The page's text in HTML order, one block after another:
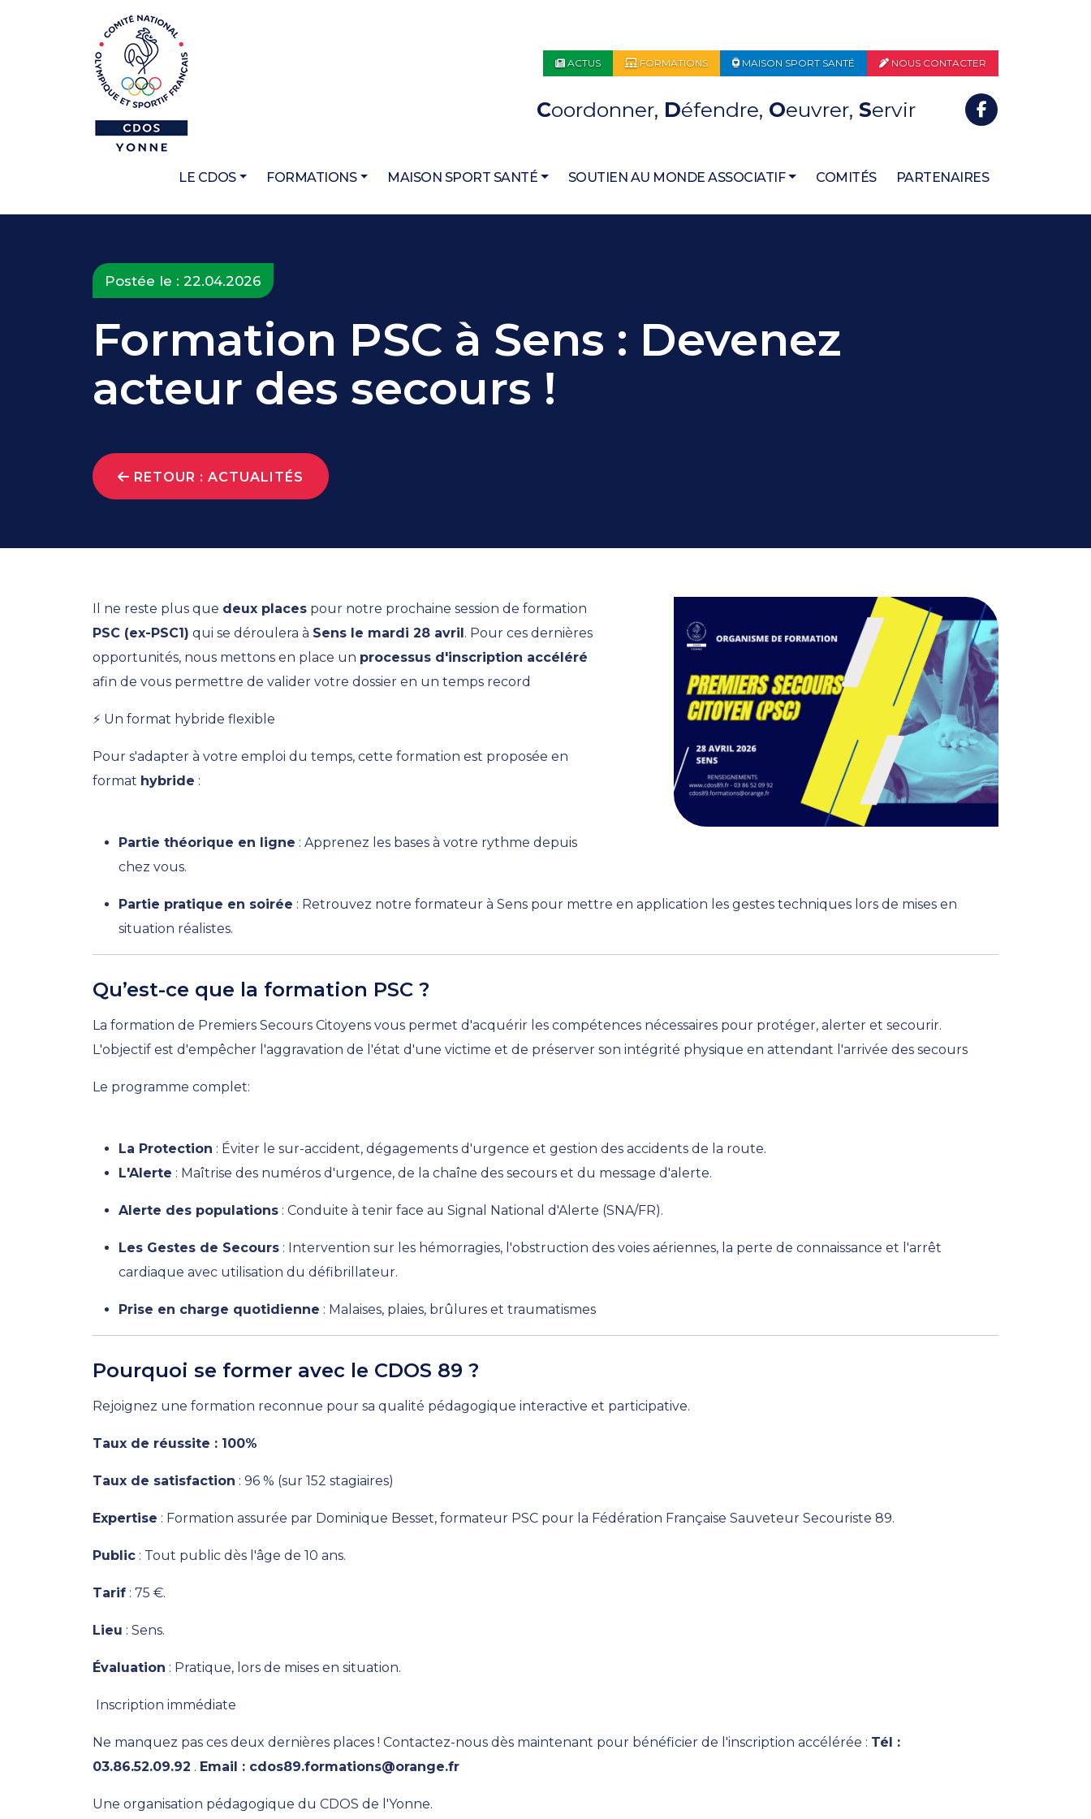
ACTUS FORMATIONS MAISON SPORT SANTÉ NOUS CONTACTER
Coordonner, Défendre, Oeuvrer, Servir
LE CDOS FORMATIONS MAISON SPORT SANTÉ SOUTIEN AU MONDE ASSOCIATIF COMITÉS PARTENAIRES
Postée le : 22.04.2026
Formation PSC à Sens : Devenez
acteur des secours !
RETOUR : ACTUALITÉS
Il ne reste plus que deux places pour notre prochaine session de formation
PSC (ex-PSC1) qui se déroulera à Sens le mardi 28 avril. Pour ces dernières
opportunités, nous mettons en place un processus d'inscription accéléré
afin de vous permettre de valider votre dossier en un temps record
⚡ Un format hybride flexible
Pour s'adapter à votre emploi du temps, cette formation est proposée en
format hybride :
Partie théorique en ligne : Apprenez les bases à votre rythme depuis
chez vous.
Partie pratique en soirée : Retrouvez notre formateur à Sens pour mettre en application les gestes techniques lors de mises en
situation réalistes.
Qu’est-ce que la formation PSC ?
La formation de Premiers Secours Citoyens vous permet d'acquérir les compétences nécessaires pour protéger, alerter et secourir.
L'objectif est d'empêcher l'aggravation de l'état d'une victime et de préserver son intégrité physique en attendant l'arrivée des secours
Le programme complet:
La Protection : Éviter le sur-accident, dégagements d'urgence et gestion des accidents de la route.
L'Alerte : Maîtrise des numéros d'urgence, de la chaîne des secours et du message d'alerte.
Alerte des populations : Conduite à tenir face au Signal National d'Alerte (SNA/FR).
Les Gestes de Secours : Intervention sur les hémorragies, l'obstruction des voies aériennes, la perte de connaissance et l'arrêt
cardiaque avec utilisation du défibrillateur.
Prise en charge quotidienne : Malaises, plaies, brûlures et traumatismes
Pourquoi se former avec le CDOS 89 ?
Rejoignez une formation reconnue pour sa qualité pédagogique interactive et participative.
Taux de réussite : 100%
Taux de satisfaction : 96 % (sur 152 stagiaires)
Expertise : Formation assurée par Dominique Besset, formateur PSC pour la Fédération Française Sauveteur Secouriste 89.
Public : Tout public dès l'âge de 10 ans.
Tarif : 75 €.
Lieu : Sens.
Évaluation : Pratique, lors de mises en situation.
Inscription immédiate
Ne manquez pas ces deux dernières places ! Contactez-nous dès maintenant pour bénéficier de l'inscription accélérée : Tél :
03.86.52.09.92 . Email : cdos89.formations@orange.fr
Une organisation pédagogique du CDOS de l'Yonne.